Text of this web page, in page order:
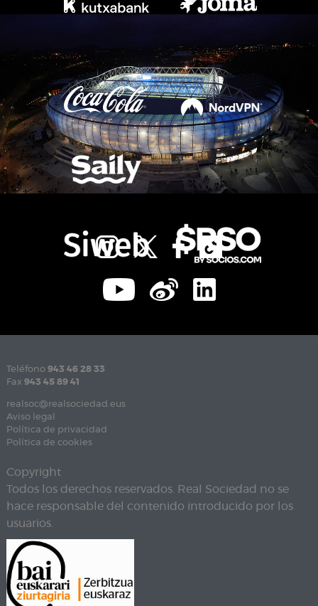
Teléfono 943 46 28 33
Fax 943 45 89 41
realsoc@realsociedad.eus
Aviso legal
Política de privacidad
Política de cookies
Copyright
Todos los derechos reservados. Real Sociedad no se
hace responsable del contenido introducido por los
usuarios.